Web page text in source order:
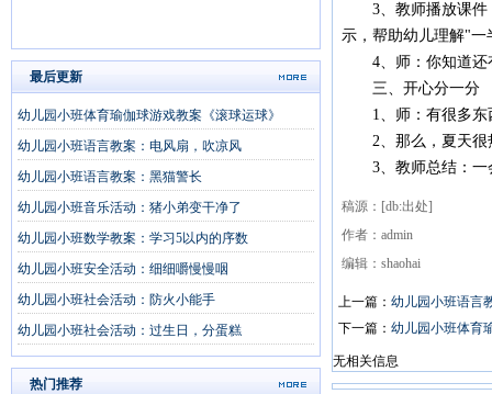
最后更新
幼儿园小班体育瑜伽球游戏教案《滚球运球》
幼儿园小班语言教案：电风扇，吹凉风
幼儿园小班语言教案：黑猫警长
幼儿园小班音乐活动：猪小弟变干净了
幼儿园小班数学教案：学习5以内的序数
幼儿园小班安全活动：细细嚼慢慢咽
幼儿园小班社会活动：防火小能手
幼儿园小班社会活动：过生日，分蛋糕
热门推荐
3、教师播放课件，
示，帮助幼儿理解"一
4、师：你知道还
三、开心分一分
1、师：有很多东西
2、那么，夏天很热
3、教师总结：一
稿源：[db:出处]
作者：admin
编辑：shaohai
上一篇： 幼儿园小班语言
下一篇： 幼儿园小班体育
无相关信息